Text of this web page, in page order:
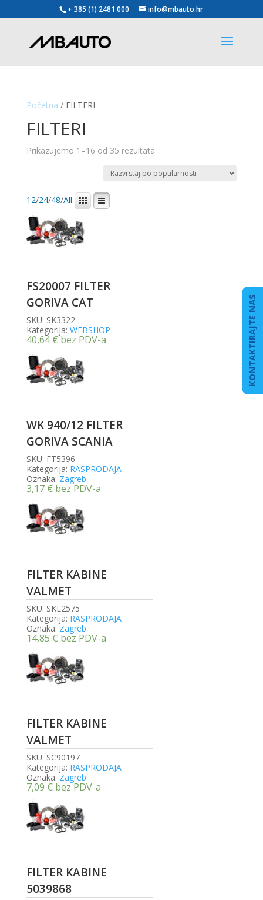
+ 385 (1) 2481 000 info@mbauto.hr
Početna / FILTERI
FILTERI
Prikazujemo 1–16 od 35 rezultataPoredano
popularnosti
12/24/48/All
FS20007 FILTER
GORIVA CAT
SKU: SK3322
Kategorija: WEBSHOP
40,64€bez PDV-a
WK 940/12 FILTER
GORIVA SCANIA
SKU: FT5396
Kategorija: RASPRODAJA
Oznaka: Zagreb
3,17 € bez PDV-a
FILTER KABINE
VALMET
SKU: SKL2575
Kategorija: RASPRODAJA
Oznaka: Zagreb
14,85 € bez PDV-a
FILTER KABINE
VALMET
SKU: SC90197
Kategorija: RASPRODAJA
Oznaka: Zagreb
7,09 € bez PDV-a
FILTER KABINE
5039868
KONTAKTIRAJTE NAS